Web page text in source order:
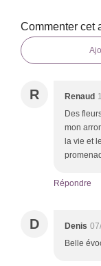
Commenter cet
R Renaud
Des
mon
la vie et
Répondre
D Denis
Belle